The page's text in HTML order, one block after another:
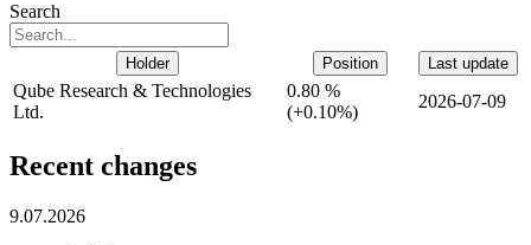
Search
Holder Position Last update
Qube Research & Technologies
Ltd.
0.80 %
(+0.10%)
2026-07-09
Recent changes
9.07.2026